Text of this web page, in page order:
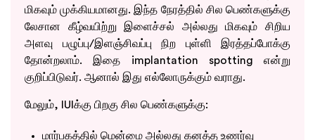
மிகவும் முக்கியமானது. இந்த நேரத்தில் சில பெண்களுக்கு
லேசான கீழ்வயிற்று இளைச்சல் அல்லது மிகவும் சிறிய
அளவு பழுப்பு/இளஞ்சிவப்பு நிற புள்ளி இரத்தப்போக்கு
தோன்றலாம். இதை implantation spotting என்று
குறிப்பிடுவர். ஆனால் இது எல்லோருக்கும் வராது.
மேலும், IUIக்கு பிறகு சில பெண்களுக்கு:
மார்பகத்தில் மென்மை அல்லது கனத்த உணர்வு